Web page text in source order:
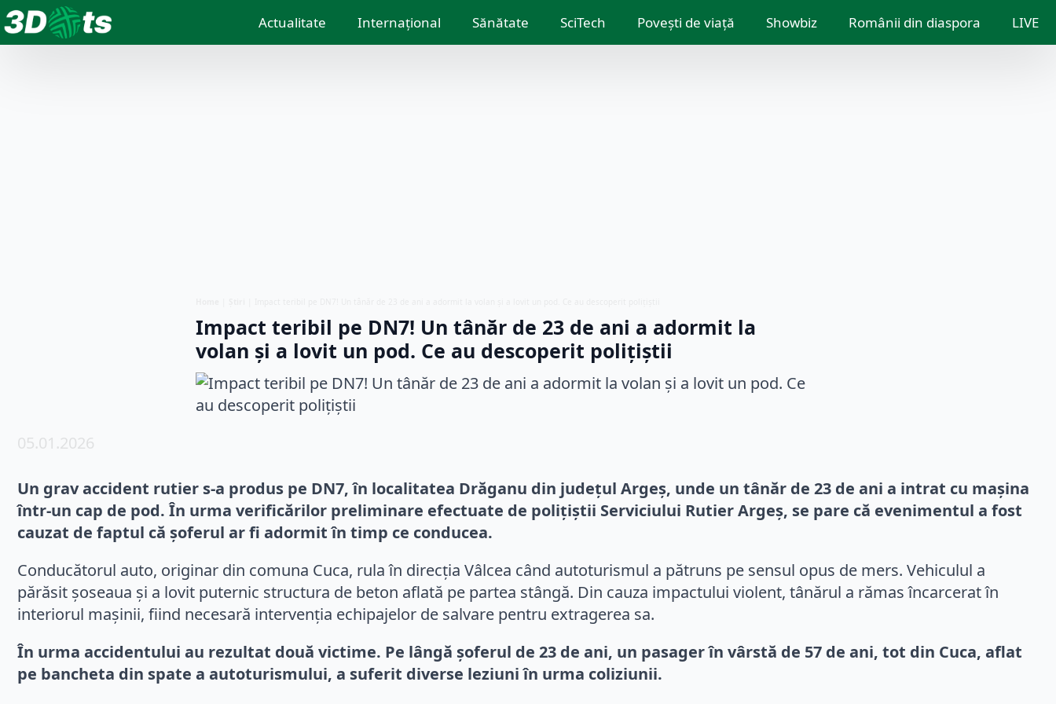
Actualitate Internațional Sănătate SciTech Povești de viață Showbiz Românii din diaspora LIVE
Impact teribil pe DN7! Un tânăr de 23 de ani a adormit la
volan și a lovit un pod. Ce au descoperit polițiștii
05.01.2026
Un grav accident rutier s-a produs pe DN7, în localitatea Drăganu din județul Argeș, unde un tânăr de 23 de ani a intrat cu mașina
într-un cap de pod. În urma verificărilor preliminare efectuate de polițiștii Serviciului Rutier Argeș, se pare că evenimentul a fost
cauzat de faptul că șoferul ar fi adormit în timp ce conducea.
Conducătorul auto, originar din comuna Cuca, rula în direcția Vâlcea când autoturismul a pătruns pe sensul opus de mers. Vehiculul a
părăsit șoseaua și a lovit puternic structura de beton aflată pe partea stângă. Din cauza impactului violent, tânărul a rămas încarcerat în
interiorul mașinii, fiind necesară intervenția echipajelor de salvare pentru extragerea sa.
În urma accidentului au rezultat două victime. Pe lângă șoferul de 23 de ani, un pasager în vârstă de 57 de ani, tot din Cuca, aflat
pe bancheta din spate a autoturismului, a suferit diverse leziuni în urma coliziunii.